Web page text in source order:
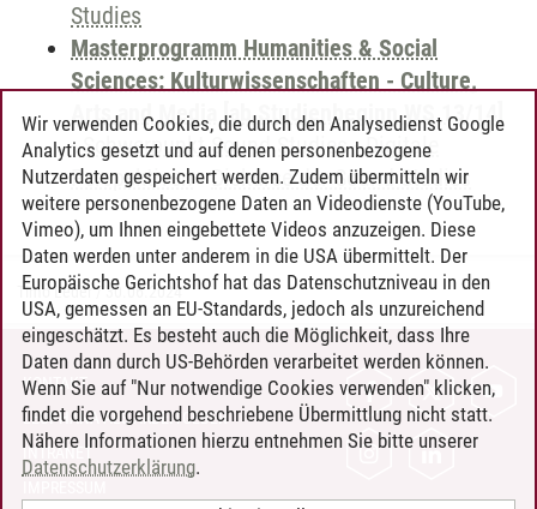
Studies
Masterprogramm Humanities & Social
Sciences: Kulturwissenschaften - Culture,
Arts and Media [ab Studienbeginn WS 13/14]
-Schwerpunkt Sound Studies - Digitale
Perspektiven-Diskurse der Sound Studies
Timo Leder/30.06.2024
KONTAKT
LEUPHANA ALS ARBEITGEBER
INTRANET
Wir verwenden Cookies, die durch den Analysedienst Google
Analytics gesetzt und auf denen personenbezogene
Nutzerdaten gespeichert werden. Zudem übermitteln wir
weitere personenbezogene Daten an Videodienste (YouTube,
Vimeo), um Ihnen eingebettete Videos anzuzeigen. Diese
Daten werden unter anderem in die USA übermittelt. Der
Europäische Gerichtshof hat das Datenschutzniveau in den
USA, gemessen an EU-Standards, jedoch als unzureichend
eingeschätzt. Es besteht auch die Möglichkeit, dass Ihre
Daten dann durch US-Behörden verarbeitet werden können.
Wenn Sie auf "Nur notwendige Cookies verwenden" klicken,
findet die vorgehend beschriebene Übermittlung nicht statt.
Nähere Informationen hierzu entnehmen Sie bitte unserer
Datenschutzerklärung.